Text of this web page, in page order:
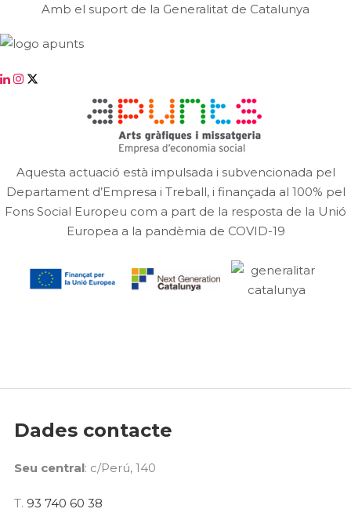
Amb el suport de la Generalitat de Catalunya
Aquesta actuació està impulsada i subvencionada pel
Departament d’Empresa i Treball, i finançada al 100% pel
Fons Social Europeu com a part de la resposta de la Unió
Europea a la pandèmia de COVID-19
Dades contacte
Seu central: c/Perú, 140
T. 93 740 60 38